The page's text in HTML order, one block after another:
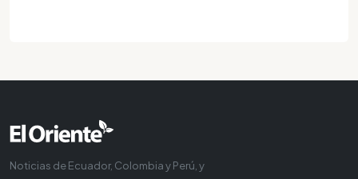
Noticias de Ecuador, Colombia y Perú, y